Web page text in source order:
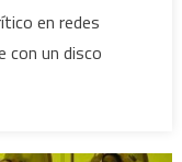
en redes
con un disco